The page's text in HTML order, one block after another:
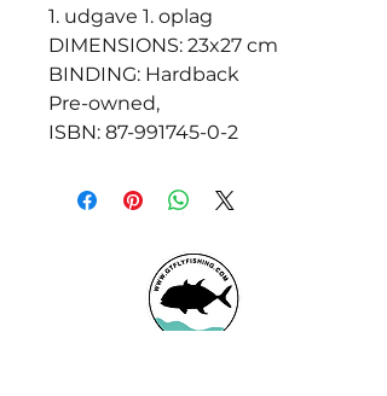
1. udgave 1. oplag
DIMENSIONS: 23x27 cm
BINDING: Hardback
Pre-owned,
ISBN: 87-991745-0-2